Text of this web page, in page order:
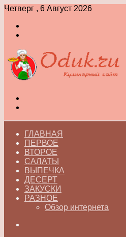
Четверг , 6 Август 2026
ГЛАВНАЯ
ПЕРВОЕ
ВТОРОЕ
САЛАТЫ
ВЫПЕЧКА
ДЕСЕРТ
ЗАКУСКИ
РАЗНОЕ
Обзор интернета